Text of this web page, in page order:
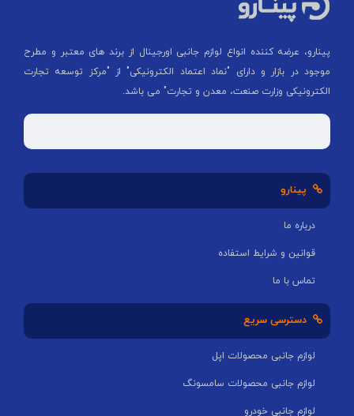
پینارو، عرضه کننده انواع لوازم جانبی اورجینال از برند های معتبر و مطرح
موجود در بازار و دارای "نماد اعتماد الکترونیکی" از "مركز توسعه تجارت
الكترونیكی وزارت صنعت، معدن و تجارت" می باشد.
پینارو
درباره ما
قوانین و شرایط استفاده
تماس با ما
دسترسی سریع
لوازم جانبی محصولات اپل
لوازم جانبی محصولات سامسونگ
لوازم جانبی خودرو